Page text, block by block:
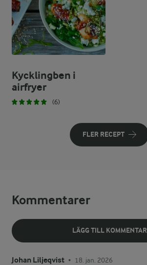
Kycklingben i
airfryer
(6)
FLER RECEPT
Kommentarer
LÄGG TILL KOMMENTAR
Johan Liljeqvist • 18. jan. 2026